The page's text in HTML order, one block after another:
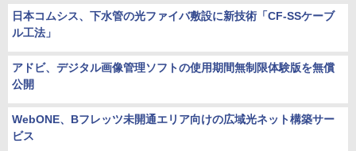
日本コムシス、下水管の光ファイバ敷設に新技術「CF-SSケーブ
ル工法」
アドビ、デジタル画像管理ソフトの使用期間無制限体験版を無償
公開
WebONE、Bフレッツ未開通エリア向けの広域光ネット構築サー
ビス